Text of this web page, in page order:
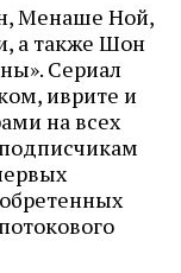
Менаше Ной,
а также Шон
Сериал
иврите и
на всех